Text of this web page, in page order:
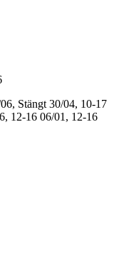
Stängt 30/04, 10-17
12-16 06/01, 12-16